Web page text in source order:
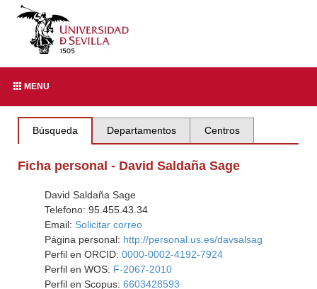
MENU
Búsqueda Departamentos Centros
Ficha personal - David Saldaña Sage
David Saldaña Sage
Telefono: 95.455.43.34
Email: Solicitar correo
Página personal: http://personal.us.es/davsalsag
Perfil en ORCID: 0000-0002-4192-7924
Perfil en WOS: F-2067-2010
Perfil en Scopus: 6603428593